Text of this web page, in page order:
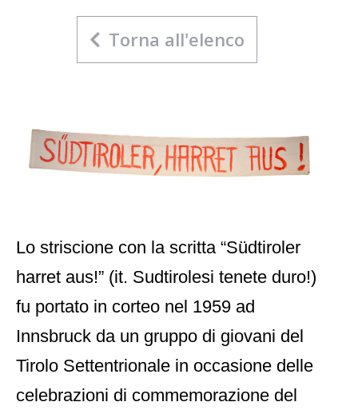
Torna all'elenco
Lo striscione con la scritta “Südtiroler
harret aus!” (it. Sudtirolesi tenete duro!)
fu portato in corteo nel 1959 ad
Innsbruck da un gruppo di giovani del
Tirolo Settentrionale in occasione delle
celebrazioni di commemorazione del